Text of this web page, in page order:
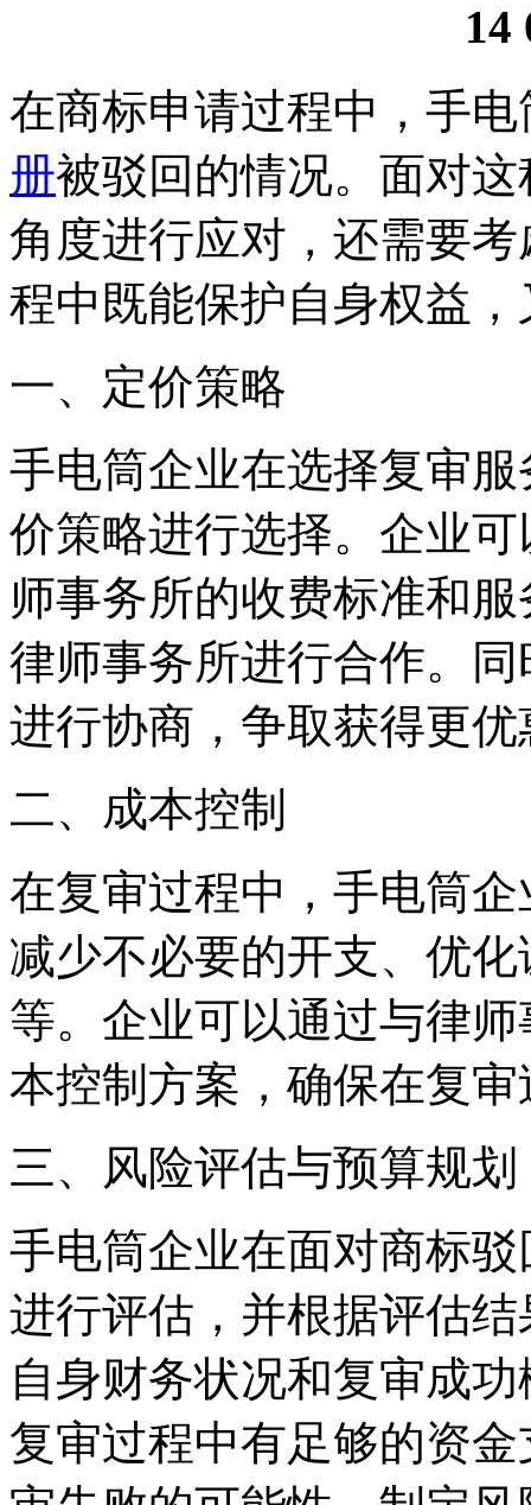
14
在商标申请过程中，手
册被驳回的情况。面对
角度进行应对，还需要
程中既能保护自身权益
一、定价策略
手电筒企业在选择复审
价策略进行选择。企业
师事务所的收费标准和
律师事务所进行合作。
进行协商，争取获得更
二、成本控制
在复审过程中，手电筒
减少不必要的开支、优
等。企业可以通过与律
本控制方案，确保在复
三、风险评估与预算规划
手电筒企业在面对商标
进行评估，并根据评估
自身财务状况和复审成
复审过程中有足够的资